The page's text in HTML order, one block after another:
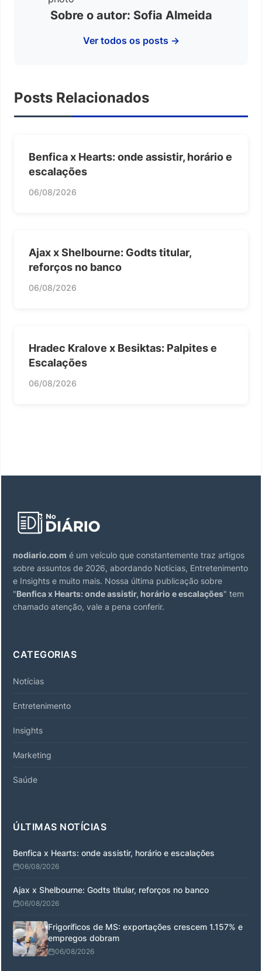
Sobre o autor: Sofia Almeida
Ver todos os posts →
Posts Relacionados
Benfica x Hearts: onde assistir, horário e
escalações
06/08/2026
Ajax x Shelbourne: Godts titular,
reforços no banco
06/08/2026
Hradec Kralove x Besiktas: Palpites e
Escalações
06/08/2026
nodiario.com é um veículo que constantemente traz artigos
sobre assuntos de 2026, abordando Notícias, Entretenimento
e Insights e muito mais. Nossa última publicação sobre
"Benfica x Hearts: onde assistir, horário e escalações" tem
chamado atenção, vale a pena conferir.
CATEGORIAS
Notícias
Entretenimento
Insights
Marketing
Saúde
ÚLTIMAS NOTÍCIAS
Benfica x Hearts: onde assistir, horário e escalações
06/08/2026
Ajax x Shelbourne: Godts titular, reforços no banco
06/08/2026
Frigoríficos de MS: exportações crescem 1.157% e
empregos dobram
06/08/2026